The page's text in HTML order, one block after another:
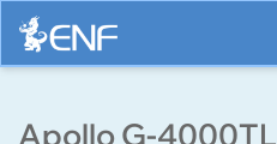
Apollo G-4000TL